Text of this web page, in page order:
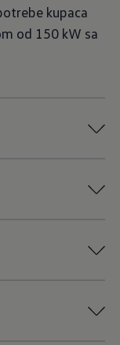
kupaca
od 150 kW sa